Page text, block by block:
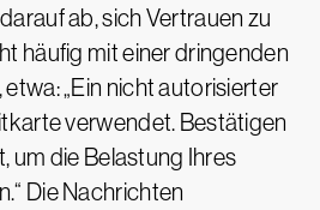
ab, sich Vertrauen zu
häufig mit einer dringenden
„Ein nicht autorisierter
verwendet. Bestätigen
um die Belastung Ihres
Die Nachrichten